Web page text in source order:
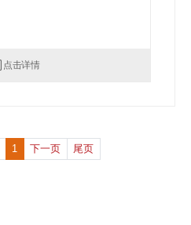
点击详情
1 下一页 尾页